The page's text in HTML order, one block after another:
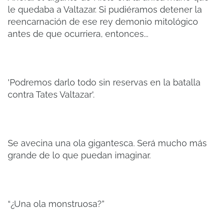
le quedaba a Valtazar. Si pudiéramos detener la
reencarnación de ese rey demonio mitológico
antes de que ocurriera, entonces...
'Podremos darlo todo sin reservas en la batalla
contra Tates Valtazar'.
Se avecina una ola gigantesca. Será mucho más
grande de lo que puedan imaginar.
“¿Una ola monstruosa?”